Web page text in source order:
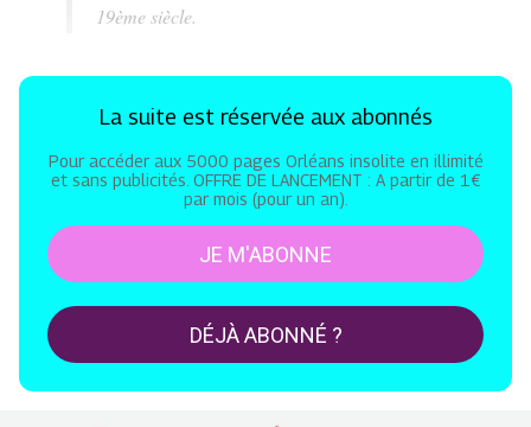
19ème siècle.
La suite est réservée aux abonnés
Pour accéder aux 5000 pages Orléans insolite en illimité
et sans publicités. OFFRE DE LANCEMENT : A partir de 1€
par mois (pour un an).
JE M'ABONNE
DÉJÀ ABONNÉ ?